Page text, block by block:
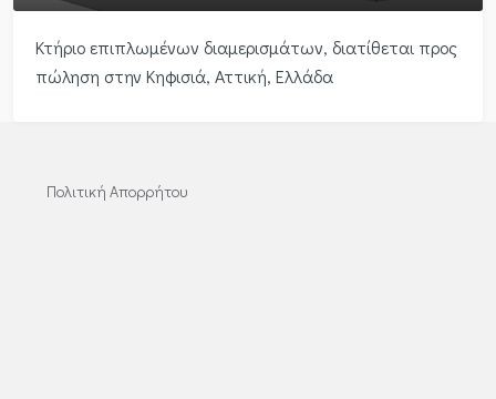
Κτήριο επιπλωμένων διαμερισμάτων, διατίθεται προς
πώληση στην Κηφισιά, Αττική, Ελλάδα
Πολιτική Απορρήτου